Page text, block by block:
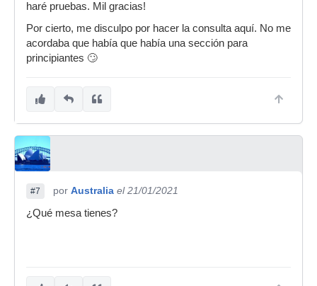
haré pruebas. Mil gracias!
Por cierto, me disculpo por hacer la consulta aquí. No me
acordaba que había que había una sección para
principiantes 🙄
#7 por Australia el 21/01/2021
¿Qué mesa tienes?